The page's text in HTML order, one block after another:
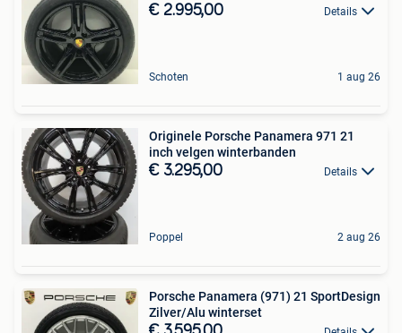
€ 2.995,00 Details
Schoten 1 aug 26
Originele Porsche Panamera 971 21
inch velgen winterbanden
€ 3.295,00 Details
Poppel 2 aug 26
Porsche Panamera (971) 21 SportDesign
Zilver/Alu winterset